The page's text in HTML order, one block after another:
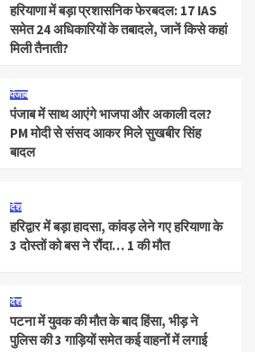
हरियाणा में बड़ा प्रशासनिक फेरबदल: 17 IAS
समेत 24 अधिकारियों के तबादले, जानें किसे कहां
मिली तैनाती?
पंजाब
पंजाब में साथ आएंगे भाजपा और अकाली दल?
PM मोदी से संसद आकर मिले सुखबीर सिंह
बादल
देश
हरिद्वार में बड़ा हादसा, कांवड़ लेने गए हरियाणा के
3 दोस्तों को बस ने रौंदा… 1 की मौत
देश
पटना में युवक की मौत के बाद हिंसा, भीड़ ने
पुलिस की 3 गाड़ियों समेत कई वाहनों में लगाई